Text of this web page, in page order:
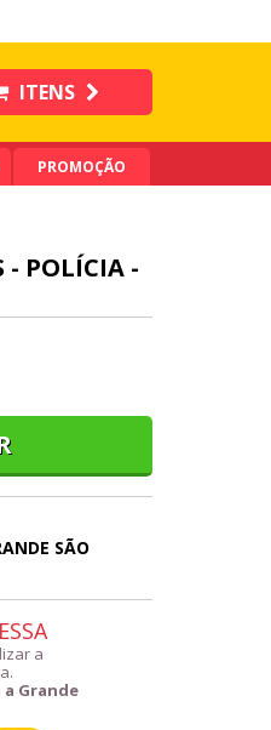
ITENS
PROMOÇÃO
- POLÍCIA -
SÃO
a
a Grande